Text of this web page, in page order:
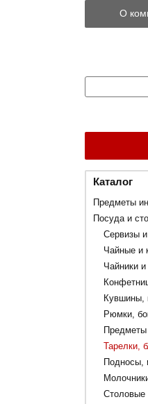
О
Каталог
Предметы
Посуда и
Сервизы
Чайные и
Чайники
Кувшины,
Рюмки,
Предметы
Тарелки,
Подносы,
Столовые